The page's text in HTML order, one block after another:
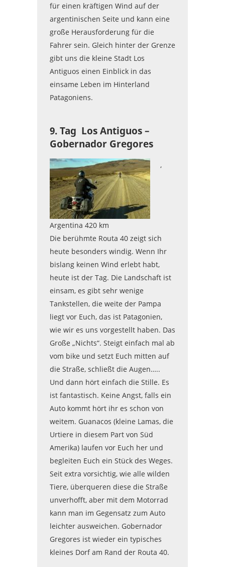
für einen kräftigen Wind auf der
argentinischen Seite und kann eine
große Herausforderung für die
Fahrer sein. Gleich hinter der Grenze
gibt uns die kleine Stadt Los
Antiguos einen Einblick in das
einsame Leben im Hinterland
Patagoniens.
9. Tag Los Antiguos –
Gobernador Gregores
,
Argentina 420 km
Die berühmte Routa 40 zeigt sich
heute besonders windig. Wenn Ihr
bislang keinen Wind erlebt habt,
heute ist der Tag. Die Landschaft ist
einsam, es gibt sehr wenige
Tankstellen, die weite der Pampa
liegt vor Euch, das ist Patagonien,
wie wir es uns vorgestellt haben. Das
Große „Nichts“. Steigt einfach mal ab
vom bike und setzt Euch mitten auf
die Straße, schließt die Augen…..
Und dann hört einfach die Stille. Es
ist fantastisch. Keine Angst, falls ein
Auto kommt hört ihr es schon von
weitem. Guanacos (kleine Lamas, die
Urtiere in diesem Part von Süd
Amerika) laufen vor Euch her und
begleiten Euch ein Stück des Weges.
Seit extra vorsichtig, wie alle wilden
Tiere, überqueren diese die Straße
unverhofft, aber mit dem Motorrad
kann man im Gegensatz zum Auto
leichter ausweichen. Gobernador
Gregores ist wieder ein typisches
kleines Dorf am Rand der Routa 40.